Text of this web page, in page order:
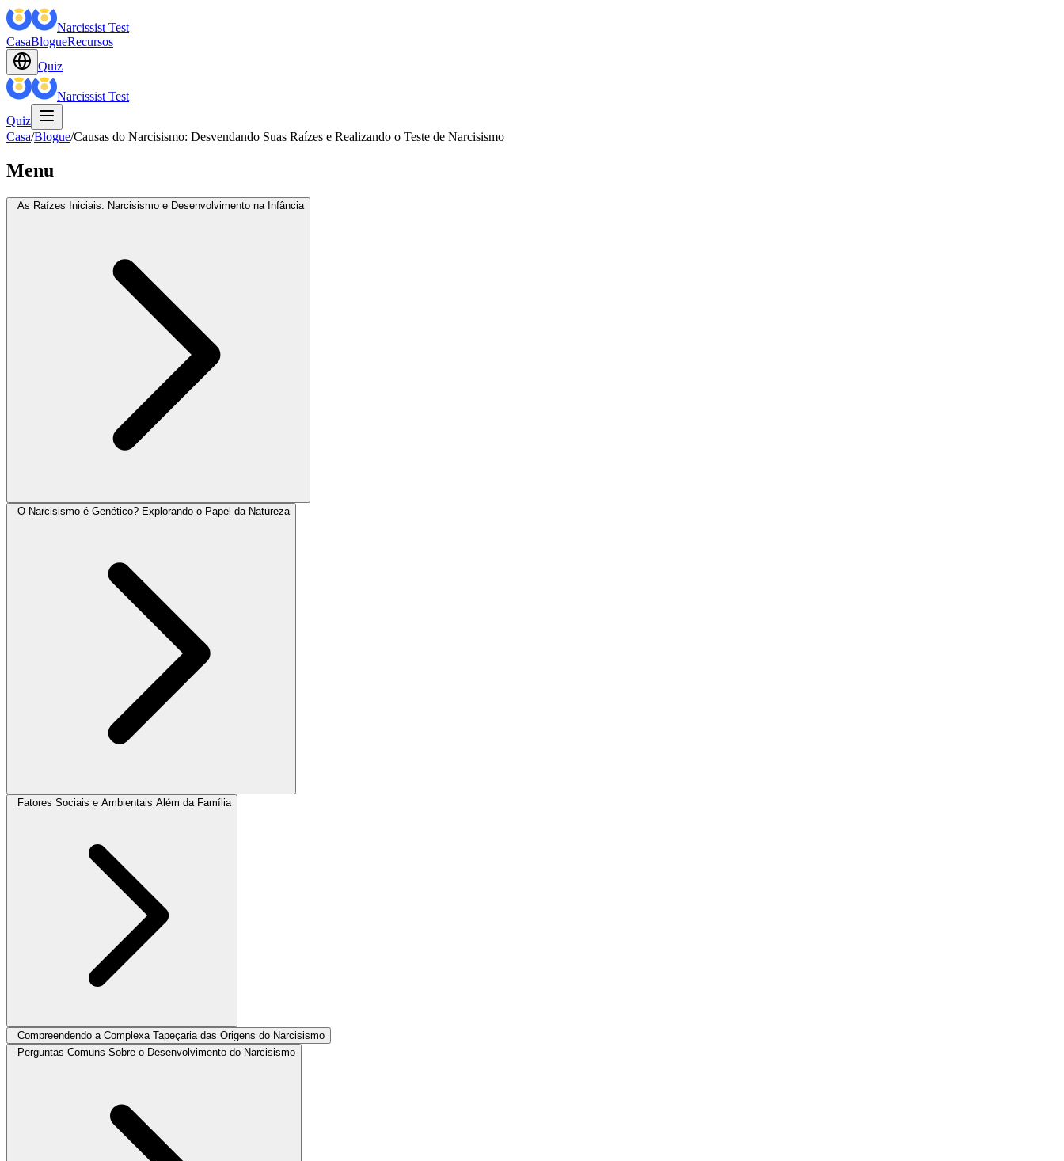
Narcissist Test
CasaBlogueRecursos
Quiz
Narcissist Test
Quiz
Casa/Blogue/Causas do Narcisismo: Desvendando Suas Raízes e Realizando o Teste de Narcisismo
Menu
As Raízes Iniciais: Narcisismo e Desenvolvimento na Infância
O Narcisismo é Genético? Explorando o Papel da Natureza
Fatores Sociais e Ambientais Além da Família
Compreendendo a Complexa Tapeçaria das Origens do Narcisismo
Perguntas Comuns Sobre o Desenvolvimento do Narcisismo